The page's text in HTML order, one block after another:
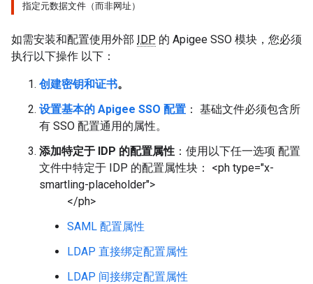
指定元数据文件（而非网址）
如需安装和配置使用外部 IDP 的 Apigee SSO 模块，您必须
执行以下操作 以下：
创建密钥和证书。
设置基本的 Apigee SSO 配置 ： 基础文件必须包含所
有 SSO 配置通用的属性。
添加特定于 IDP 的配置属性 ：使用以下任一选项 配置
文件中特定于 IDP 的配置属性块： <ph type="x-
smartling-placeholder">
</ph>
SAML 配置属性
LDAP 直接绑定配置属性
LDAP 间接绑定配置属性